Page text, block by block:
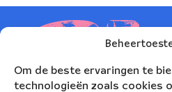
Om de beste ervaringen te
technologieën zoals cookies